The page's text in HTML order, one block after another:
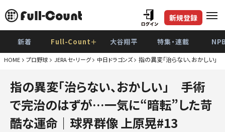
新規登録
新着 Full-Count＋ 大谷翔平 特集・連載
巨
HOME プロ野球 JERA セ・リーグ 中日ドラゴンズ 指の異変「治らない、おかしい
指の異変「治らない、おかしい」 手術
で完治のはずが…一気に“暗転”した苛
酷な運命｜球界群像 上原晃#13